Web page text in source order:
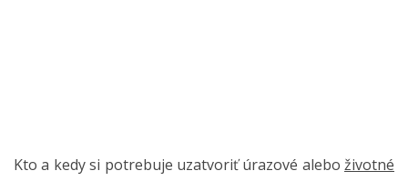
Kto a kedy si potrebuje uzatvoriť úrazové alebo životné